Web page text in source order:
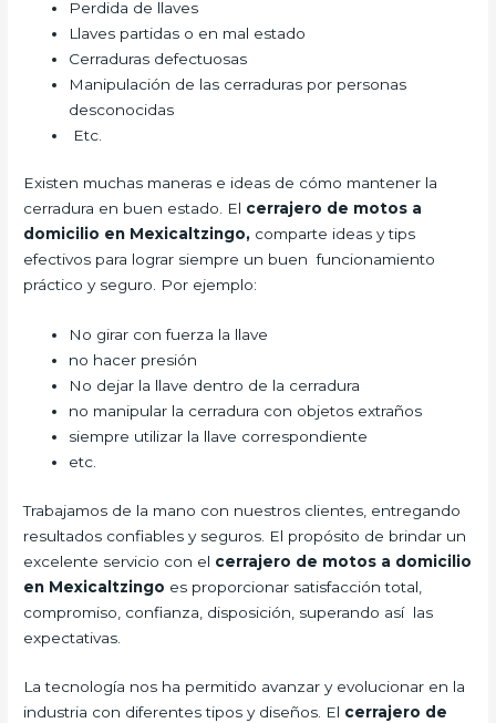
Perdida de llaves
Llaves partidas o en mal estado
Cerraduras defectuosas
Manipulación de las cerraduras por personas
desconocidas
Etc.
Existen muchas maneras e ideas de cómo mantener la
cerradura en buen estado. El cerrajero de motos a
domicilio en Mexicaltzingo, comparte ideas y tips
efectivos para lograr siempre un buen funcionamiento
práctico y seguro. Por ejemplo:
No girar con fuerza la llave
no hacer presión
No dejar la llave dentro de la cerradura
no manipular la cerradura con objetos extraños
siempre utilizar la llave correspondiente
etc.
Trabajamos de la mano con nuestros clientes, entregando
resultados confiables y seguros. El propósito de brindar un
excelente servicio con el cerrajero de motos a domicilio
en Mexicaltzingo es proporcionar satisfacción total,
compromiso, confianza, disposición, superando así las
expectativas.
La tecnología nos ha permitido avanzar y evolucionar en la
industria con diferentes tipos y diseños. El cerrajero de